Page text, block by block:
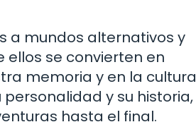
a mundos alternativos y
se convierten en
memoria y en la cultura
y su historia,
hasta el final.